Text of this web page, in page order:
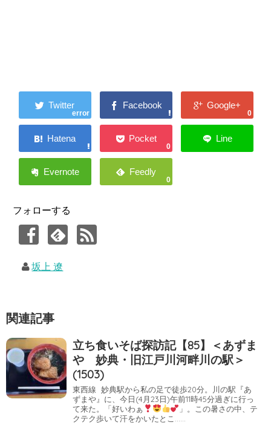
error 0
0
0
フォローする
坂上 遼
関連記事
立ち食いそば探訪記【85】＜あずま
や 妙典・旧江戸川河畔川の駅＞
(1503)
東西線 妙典駅から私の足で徒歩20分。川の駅『あ
ずまや』に、今日(4月23日)午前11時45分過ぎに行っ
て来た。「好いわぁ
」。この暑さの中、テ
クテク歩いて汗をかいたとこ……